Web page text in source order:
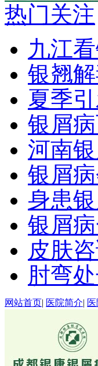
热门关注
九江
银翘
夏季
银屑
河南
银屑
身患
银屑
皮肤
肘弯
网站首页| 医院简介|